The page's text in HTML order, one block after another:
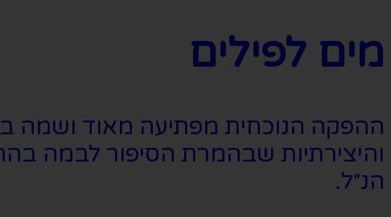
מים לפילים
ההפקה הנוכחית מפתיעה מאוד ושמה
והיצירתיות שבהמרת הסיפור לבמה
הנ״ל.